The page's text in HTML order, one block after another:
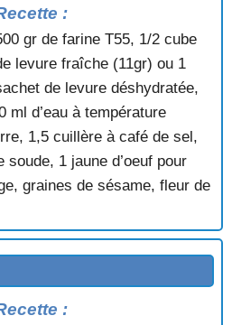
:
gr de farine T55, 1/2 cube
levure fraîche (11gr) ou 1
de levure déshydratée,
ml d’eau à température
1,5 cuillère à café de sel,
1 jaune d’oeuf pour
graines de sésame, fleur de
: